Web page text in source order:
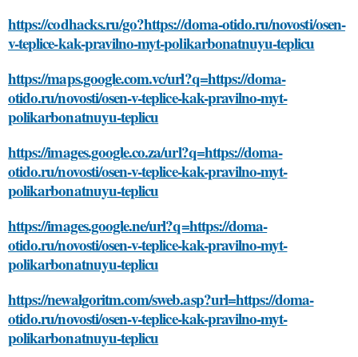
https://codhacks.ru/go?https://doma-otido.ru/novosti/osen-
v-teplice-kak-pravilno-myt-polikarbonatnuyu-teplicu
https://maps.google.com.vc/url?q=https://doma-
otido.ru/novosti/osen-v-teplice-kak-pravilno-myt-
polikarbonatnuyu-teplicu
https://images.google.co.za/url?q=https://doma-
otido.ru/novosti/osen-v-teplice-kak-pravilno-myt-
polikarbonatnuyu-teplicu
https://images.google.ne/url?q=https://doma-
otido.ru/novosti/osen-v-teplice-kak-pravilno-myt-
polikarbonatnuyu-teplicu
https://newalgoritm.com/sweb.asp?url=https://doma-
otido.ru/novosti/osen-v-teplice-kak-pravilno-myt-
polikarbonatnuyu-teplicu